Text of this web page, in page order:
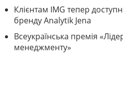
Клієнтам IMG тепер
бренду Analytik Jena
Всеукраїнська премія
менеджменту»